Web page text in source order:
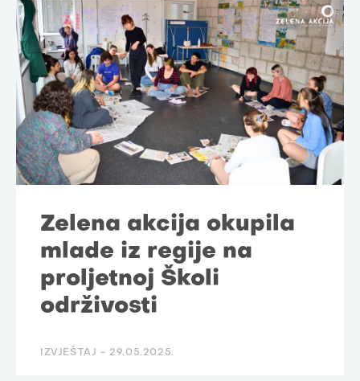
Zelena akcija okupila
mlade iz regije na
proljetnoj Školi
održivosti
IZVJEŠTAJ - 29.05.2025.